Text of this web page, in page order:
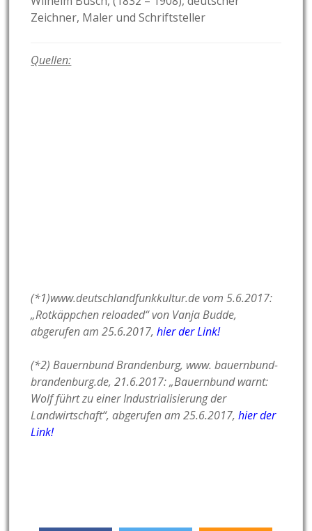
Zeichner, Maler und Schriftsteller
Quellen:
(*1)www.deutschlandfunkkultur.de vom 5.6.2017:
„Rotkäppchen reloaded“ von Vanja Budde,
abgerufen am 25.6.2017,hier der Link!
(*2) Bauernbund Brandenburg, www. bauernbund-
brandenburg.de, 21.6.2017: „Bauernbund warnt:
Wolf führt zu einer Industrialisierung der
Landwirtschaft“, abgerufen am 25.6.2017,hier der
Link!